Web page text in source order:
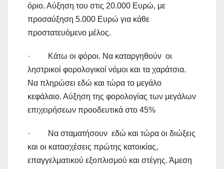
όριο. Αύξηση του στις 20.000 Ευρώ, με
προσαύξηση 5.000 Ευρώ για κάθε
προστατευόμενο μέλος.
· Κάτω οι φόροι. Να καταργηθούν οι
ληστρικοί φορολογικοί νόμοι και τα χαράτσια.
Να πληρώσει εδώ και τώρα το μεγάλο
κεφάλαιο. Αύξηση της φορολογίας των μεγάλων
επιχειρήσεων προοδευτικά στο 45%
· Να σταματήσουν εδώ και τώρα οι διώξεις
και οι κατασχέσεις πρώτης κατοικίας,
επαγγελματικού εξοπλισμού και στέγης. Άμεση